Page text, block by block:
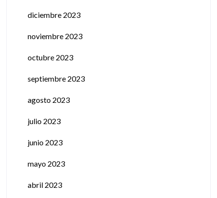
diciembre 2023
noviembre 2023
octubre 2023
septiembre 2023
agosto 2023
julio 2023
junio 2023
mayo 2023
abril 2023